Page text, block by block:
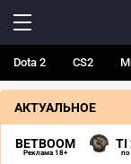
Dota 2 CS2
АКТУАЛЬНОЕ
BETBOOM
Реклама 18+
TI
по